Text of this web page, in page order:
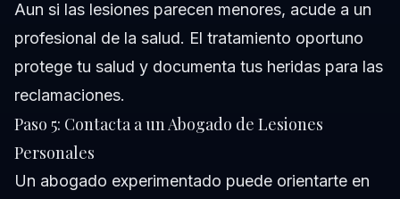
Aun si las lesiones parecen menores, acude a un
profesional de la salud. El tratamiento oportuno
protege tu salud y documenta tus heridas para las
reclamaciones.
Paso 5: Contacta a un Abogado de Lesiones
Personales
Un abogado experimentado puede orientarte en